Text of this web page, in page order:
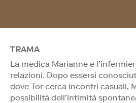
TRAMA
La medica Marianne e
relazioni. Dopo essersi
dove Tor cerca incontri casuali,
possibilità dell’intimità